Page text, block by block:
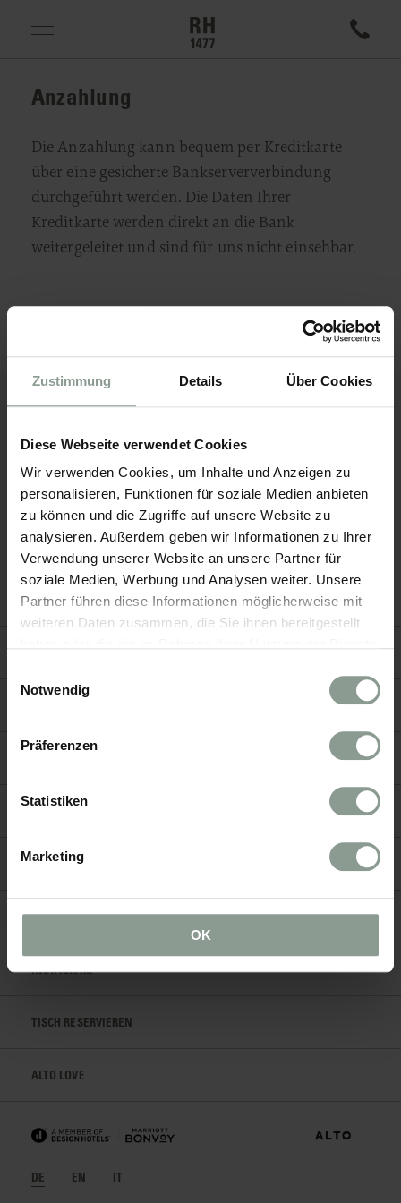
Zustimmung Details Über Cookies
Diese Webseite verwendet Cookies
Wir verwenden Cookies, um Inhalte und Anzeigen zu
personalisieren, Funktionen für soziale Medien anbieten
zu können und die Zugriffe auf unsere Website zu
analysieren. Außerdem geben wir Informationen zu Ihrer
Verwendung unserer Website an unsere Partner für
soziale Medien, Werbung und Analysen weiter. Unsere
Partner führen diese Informationen möglicherweise mit
weiteren Daten zusammen, die Sie ihnen bereitgestellt
Notwendig
Präferenzen
Statistiken
Marketing
OK
Anzahlung
Die Anzahlung kann bequem per Kreditkarte
über eine gesicherte Bankserververbindung
durchgeführt werden. Die Daten Ihrer
Kreditkarte werden direkt an die Bank
weitergeleitet und sind für uns nicht einsehbar.
1477 REICHHALTER
METZGERGASSE 2
39011 LANA
SÜDTIROL / ITALIEN
+39 0473 051 050
INFO@1477REICHHALTER.COM
ANZAHLUNG
IMPRESSUM
SPOTIFY
INSTAGRAM
TISCH RESERVIEREN
ALTO LOVE
DE EN IT